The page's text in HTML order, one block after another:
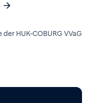
der HUK-COBURG VVaG